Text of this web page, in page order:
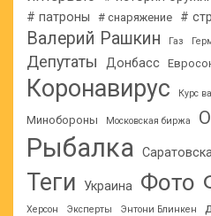
# патроны # снаряжение #
Валерий Рашкин Газ
Депутаты Донбасс
Коронавирус Курс
Минобороны Московская биржа
Рыбалка
Теги Украина Фото
Херсон Эксперты Энтони Блинкен